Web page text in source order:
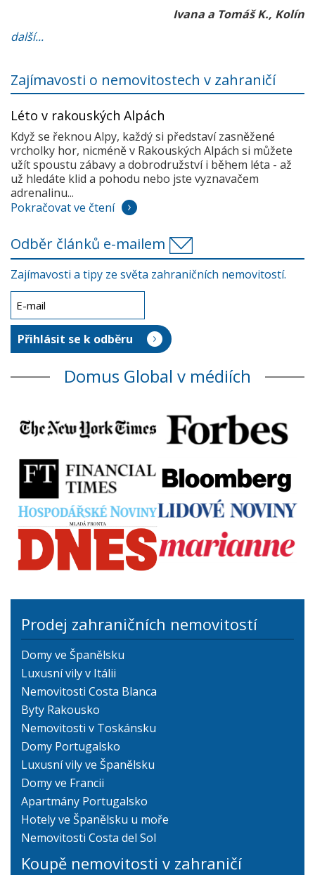
Ivana a Tomáš K., Kolín
další...
Zajímavosti o nemovitostech v zahraničí
Léto v rakouských Alpách
Když se řeknou Alpy, každý si představí zasněžené
vrcholky hor, nicméně v Rakouských Alpách si můžete
užít spoustu zábavy a dobrodružství i během léta - až
už hledáte klid a pohodu nebo jste vyznavačem
adrenalinu...
Pokračovat ve čtení
Odběr článků e-mailem
Zajímavosti a tipy ze světa zahraničních nemovitostí.
Domus Global v médiích
Prodej zahraničních nemovitostí
Domy ve Španělsku
Luxusní vily v Itálii
Nemovitosti Costa Blanca
Byty Rakousko
Nemovitosti v Toskánsku
Domy Portugalsko
Luxusní vily ve Španělsku
Domy ve Francii
Apartmány Portugalsko
Hotely ve Španělsku u moře
Nemovitosti Costa del Sol
Koupě nemovitosti v zahraničí